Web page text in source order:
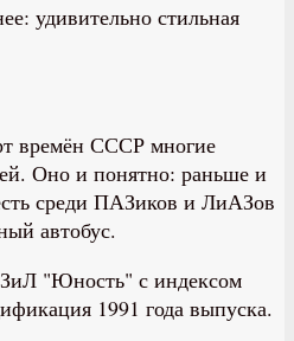
времён СССР многие
Оно и понятно: раньше и
среди ПАЗиков и ЛиАЗов
автобус.
"Юность" с индексом
1991 года выпуска.